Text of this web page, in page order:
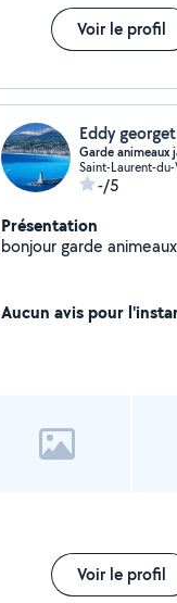
Voir le profil
Eddy georget
Garde animeaux
Saint-Laurent-
-/5
Présentation
Aucun avis pour
Voir le profil